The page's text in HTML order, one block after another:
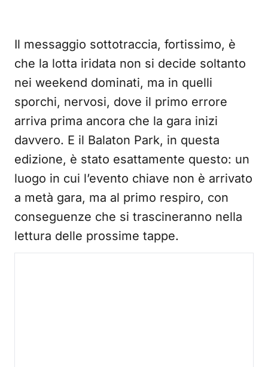
Il messaggio sottotraccia, fortissimo, è
che la lotta iridata non si decide soltanto
nei weekend dominati, ma in quelli
sporchi, nervosi, dove il primo errore
arriva prima ancora che la gara inizi
davvero. E il Balaton Park, in questa
edizione, è stato esattamente questo: un
luogo in cui l’evento chiave non è arrivato
a metà gara, ma al primo respiro, con
conseguenze che si trascineranno nella
lettura delle prossime tappe.